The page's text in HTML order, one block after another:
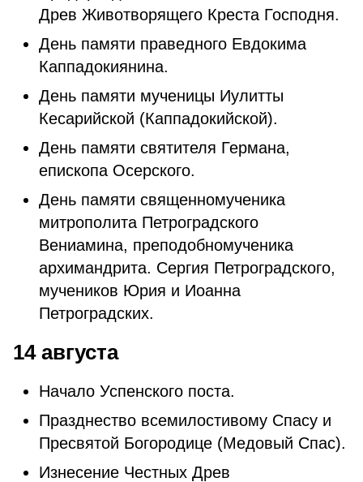
Древ Животворящего Креста Господня.
День памяти праведного Евдокима
Каппадокиянина.
День памяти мученицы Иулитты
Кесарийской (Каппадокийской).
День памяти святителя Германа,
епископа Осерского.
День памяти священномученика
митрополита Петроградского
Вениамина, преподобномученика
архимандрита. Сергия Петроградского,
мучеников Юрия и Иоанна
Петроградских.
14 августа
Начало Успенского поста.
Празднество всемилостивому Спасу и
Пресвятой Богородице (Медовый Спас).
Изнесение Честных Древ